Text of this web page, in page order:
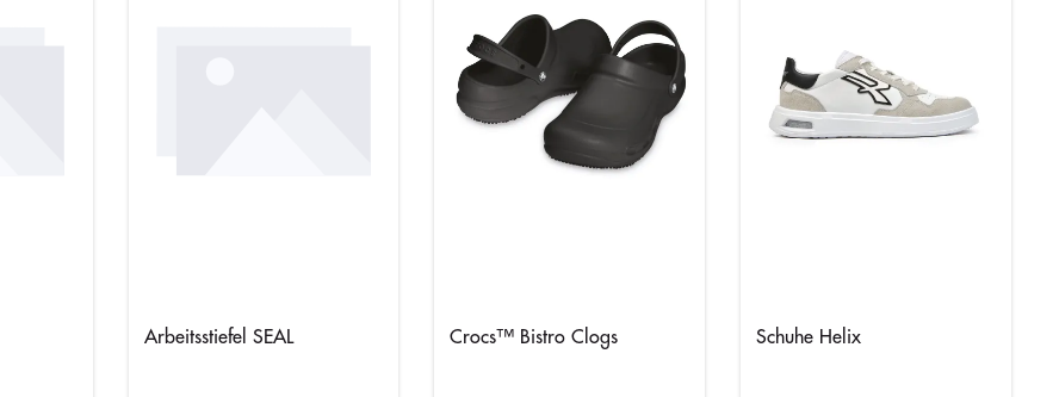
Arbeitsstiefel SEAL Crocs™ Bistro Clogs Schuhe Helix